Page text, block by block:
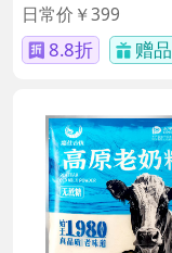
日常价￥399
8.8折 赠品